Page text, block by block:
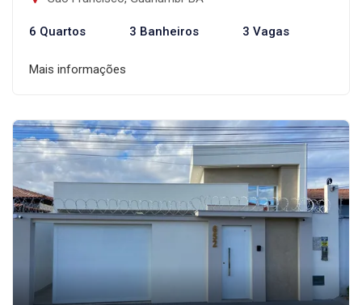
6 Quartos 3 Banheiros 3 Vagas
Mais informações